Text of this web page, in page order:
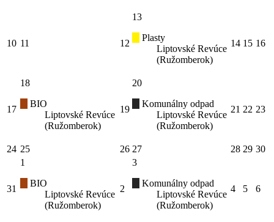
10 11 12
13
Plasty
Liptovské Revúce
(Ružomberok)
14 15 16
17
18
BIO
Liptovské Revúce
(Ružomberok)
19
20
Komunálny odpad
Liptovské Revúce
(Ružomberok)
21 22 23
24 25 26 27 28 29 30
31
1
BIO
Liptovské Revúce
(Ružomberok)
2
3
Komunálny odpad
Liptovské Revúce
(Ružomberok)
4 5 6